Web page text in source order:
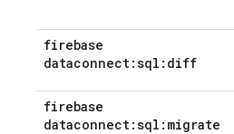
firebase
dataconnect:sql:diff
firebase
dataconnect:sql:migrate